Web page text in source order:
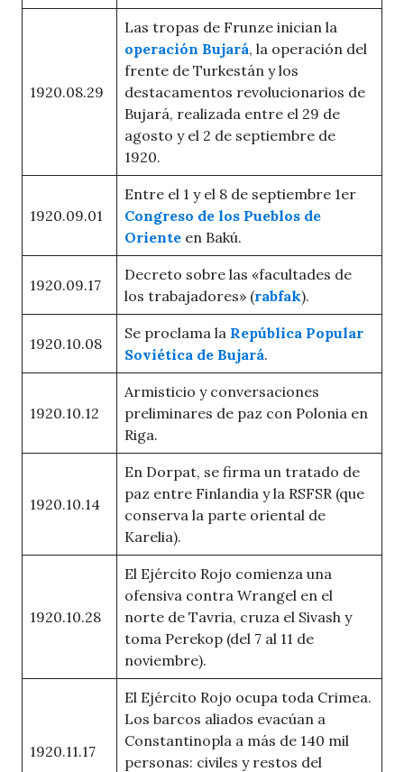
1920.08.29
Las tropas de Frunze inician la
operación Bujará, la operación del
frente de Turkestán y los
destacamentos revolucionarios de
Bujará, realizada entre el 29 de
agosto y el 2 de septiembre de
1920.
1920.09.01
Entre el 1 y el 8 de septiembre 1er
Congreso de los Pueblos de
Oriente en Bakú.
1920.09.17
Decreto sobre las «facultades de
los trabajadores» (rabfak).
1920.10.08
Se proclama la República Popular
Soviética de Bujará.
1920.10.12
Armisticio y conversaciones
preliminares de paz con Polonia en
Riga.
1920.10.14
En Dorpat, se firma un tratado de
paz entre Finlandia y la RSFSR (que
conserva la parte oriental de
Karelia).
1920.10.28
El Ejército Rojo comienza una
ofensiva contra Wrangel en el
norte de Tavria, cruza el Sivash y
toma Perekop (del 7 al 11 de
noviembre).
1920.11.17
El Ejército Rojo ocupa toda Crimea.
Los barcos aliados evacúan a
Constantinopla a más de 140 mil
personas: civiles y restos del